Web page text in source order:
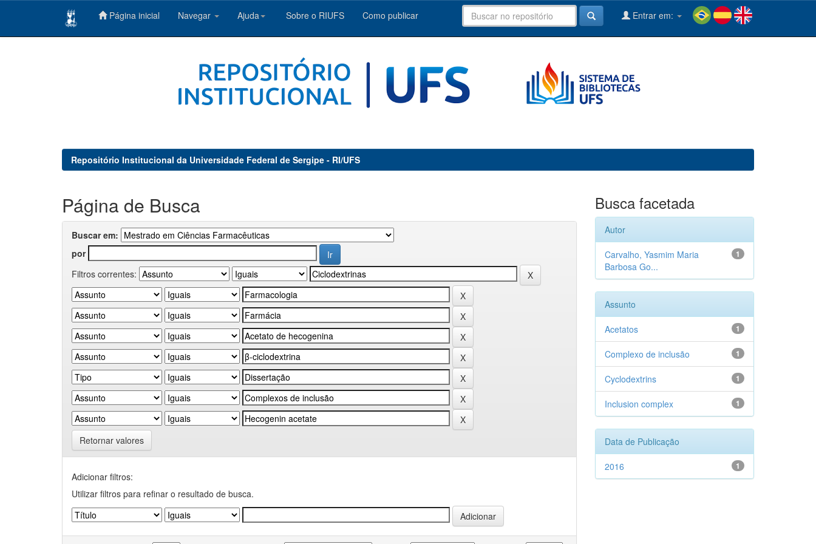
Página inicial Navegar Ajuda Sobre o RIUFS Como publicar Entrar em:
Repositório Institucional da Universidade Federal de Sergipe - RI/UFS
Página de Busca
Buscar em:
por
Filtros correntes:
Retornar valores
Adicionar filtros:
Utilizar filtros para refinar o resultado de busca.
Busca facetada
Autor
1
Carvalho, Yasmim Maria
Barbosa Go...
Assunto
1
Acetatos
1
Complexo de inclusão
1
Cyclodextrins
1
Inclusion complex
Data de Publicação
1
2016